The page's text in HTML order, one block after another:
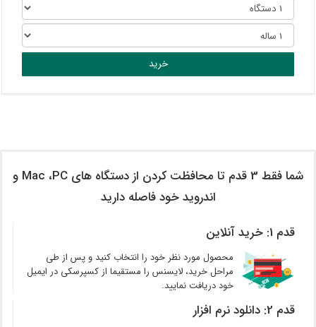
خرید
شما فقط 3 قدم تا محافظت کردن از دستگاه های Mac ،PC و
اندروید خود فاصله دارید
قدم 1: خرید آنلاین
محصول مورد نظر خود را انتخاب کنید و پس از طی
مراحل خرید، لایسنس را مستقیما از کسپرسکی در ایمیل
خود دریافت نمایید.
قدم 2: دانلود نرم افزار